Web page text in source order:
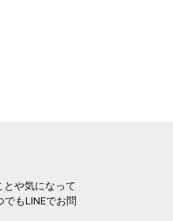
とや気になって
もLINEでお問